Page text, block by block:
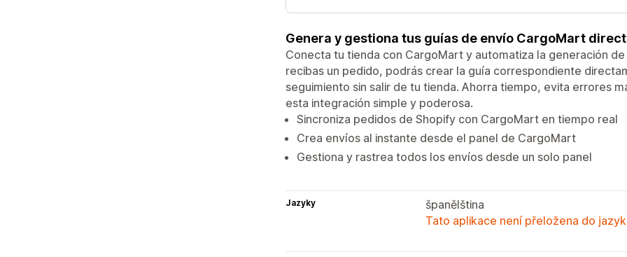
Genera y gestiona tus guías de envío CargoMart
Conecta tu tienda con CargoMart y automatiza la generación
recibas un pedido, podrás crear la guía correspondiente
seguimiento sin salir de tu tienda. Ahorra tiempo, evita errores
esta integración simple y poderosa.
Sincroniza pedidos de Shopify con CargoMart en tiempo real
Crea envíos al instante desde el panel de CargoMart
Gestiona y rastrea todos los envíos desde un solo panel
Jazyky
španělština
Tato aplikace není přeložena do